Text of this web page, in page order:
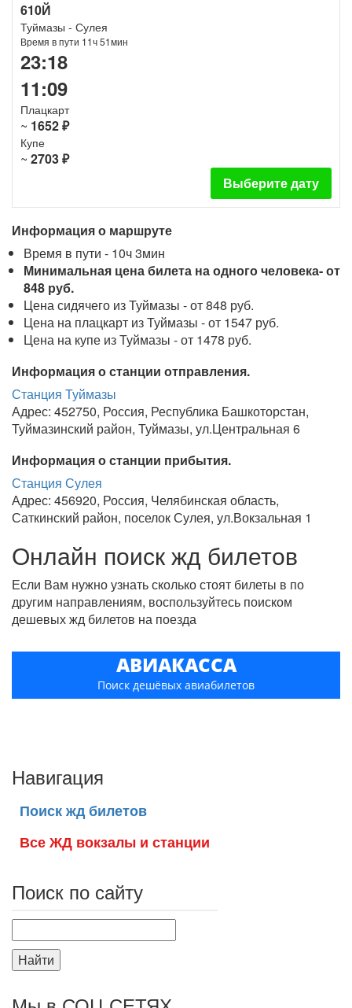
610Й
Туймазы - Сулея
Время в пути 11ч 51мин
23:18
11:09
Плацкарт
~ 1652 ₽
Купе
~ 2703 ₽
Выберите дату
Информация о маршруте
Время в пути - 10ч 3мин
Минимальная цена билета на одного человека- от
848 руб.
Цена сидячего из Туймазы - от 848 руб.
Цена на плацкарт из Туймазы - от 1547 руб.
Цена на купе из Туймазы - от 1478 руб.
Информация о станции отправления.
Станция Туймазы
Адрес: 452750, Россия, Республика Башкоторстан,
Туймазинский район, Туймазы, ул.Центральная 6
Информация о станции прибытия.
Станция Сулея
Адрес: 456920, Россия, Челябинская область,
Саткинский район, поселок Сулея, ул.Вокзальная 1
Онлайн поиск жд билетов
Если Вам нужно узнать сколько стоят билеты в по
другим направлениям, воспользуйтесь поиском
дешевых жд билетов на поезда
АВИАКАССА
Поиск дешёвых авиабилетов
Навигация
Поиск жд билетов
Все ЖД вокзалы и станции
Поиск по сайту
Найти